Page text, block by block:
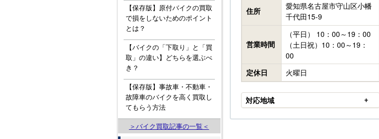
住所
愛知県名古屋市守山区小幡
千代田15-9
営業時間
（平日） 10：00～19：00
（土日祝）10：00～19：
00
定休日
火曜日
対応地域
【保存版】原付バイクの買取
で損をしないためのポイント
とは？
【バイクの「下取り」と「買
取」の違い】どちらを選ぶべ
き？
【保存版】事故車・不動車・
故障車のバイクを高く買取し
てもらう方法
＞バイク買取記事の一覧＜